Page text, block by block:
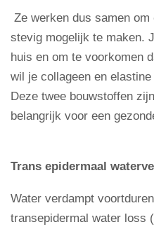
Ze werken dus samen
stevig mogelijk te maken.
huis en om te voorkomen
wil je collageen en
Deze twee bouwstoffen
belangrijk voor een
Trans epidermaal
Water verdampt
transepidermal water loss